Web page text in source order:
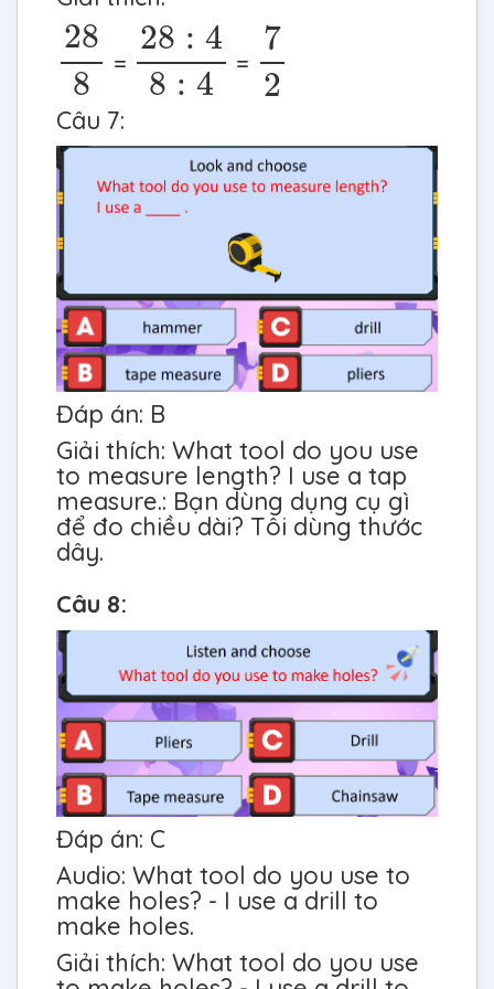
28
8
288
=
28 : 4
8 : 4
28:4
=
7
2
72
Câu 7:
Đáp án: B
Giải thích: What tool do you use
to measure length? I use a tap
measure.: Bạn dùng dụng cụ gì
để đo chiều dài? Tôi dùng thước
dây.
Câu 8:
Đáp án: C
Audio: What tool do you use to
make holes? - I use a drill to
make holes.
Giải thích: What tool do you use